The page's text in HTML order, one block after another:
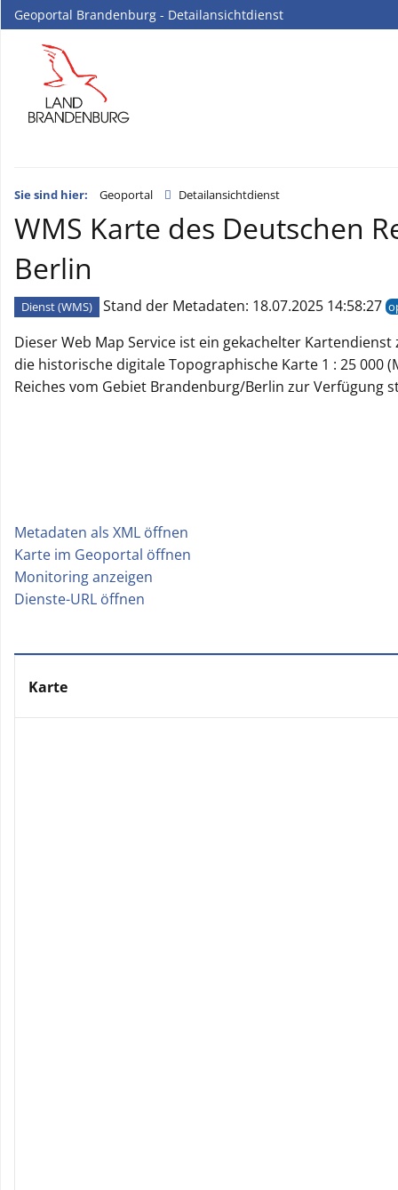
Geoportal Brandenburg - Detailansichtdienst
Sie sind hier: Geoportal Detailansichtdienst
WMS Karte des Deutschen
Berlin
Dienst (WMS) Stand der Metadaten: 18.07.2025 14:58:27
Dieser Web Map Service ist ein gekachelter
die historische digitale Topographische Karte 1 : 25 000
Reiches vom Gebiet Brandenburg/Berlin zur Verfügung
Metadaten als XML öffnen
|
Karte im Geoportal öffnen
|
Monitoring anzeigen
|
Dienste-URL öffnen
Karte